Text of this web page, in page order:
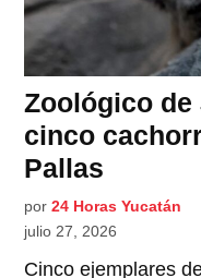
Zoológico de
cinco
Pallas
por 24 Horas Yucatán
julio 27, 2026
Cinco ejemplares